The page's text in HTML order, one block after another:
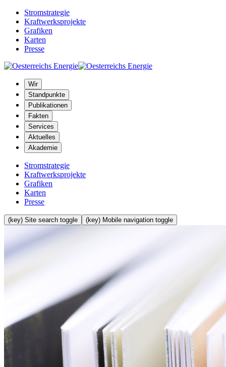
Stromstrategie
Kraftwerksprojekte
Grafiken
Karten
Presse
Wir
Standpunkte
Publikationen
Fakten
Services
Aktuelles
Akademie
Stromstrategie
Kraftwerksprojekte
Grafiken
Karten
Presse
(key) Site search toggle (key) Mobile navigation toggle